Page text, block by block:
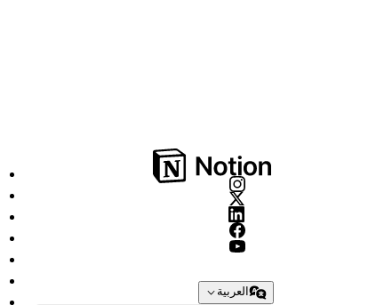
العربية